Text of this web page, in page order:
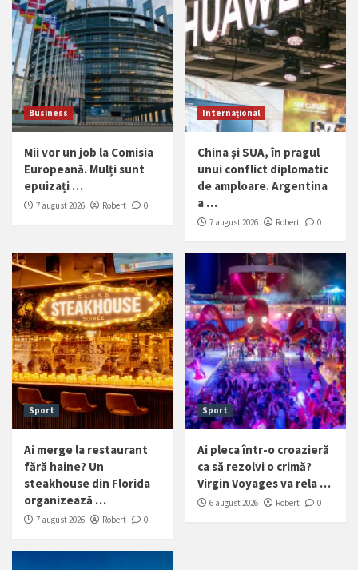
Business
Mii vor un job la Comisia
Europeană. Mulți sunt
epuizați …
7 august 2026 Robert 0
Internațional
China și SUA, în pragul
unui conflict diplomatic
de amploare. Argentina
a …
7 august 2026 Robert 0
Sport
Ai merge la restaurant
fără haine? Un
steakhouse din Florida
organizează …
7 august 2026 Robert 0
Sport
Ai pleca într-o croazieră
ca să rezolvi o crimă?
Virgin Voyages va rela …
6 august 2026 Robert 0